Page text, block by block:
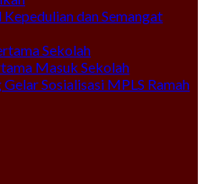
dan Semangat
Sekolah
Masuk Sekolah
Sosialisasi MPLS Ramah